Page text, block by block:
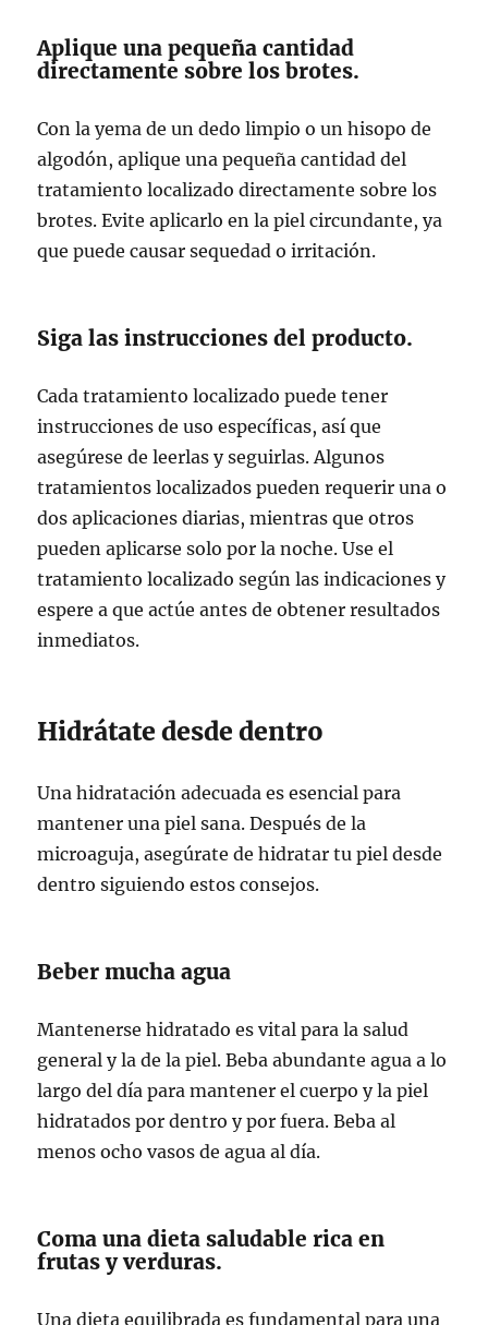
Aplique una pequeña cantidad
directamente sobre los brotes.
Con la yema de un dedo limpio o un hisopo de
algodón, aplique una pequeña cantidad del
tratamiento localizado directamente sobre los
brotes. Evite aplicarlo en la piel circundante, ya
que puede causar sequedad o irritación.
Siga las instrucciones del producto.
Cada tratamiento localizado puede tener
instrucciones de uso específicas, así que
asegúrese de leerlas y seguirlas. Algunos
tratamientos localizados pueden requerir una o
dos aplicaciones diarias, mientras que otros
pueden aplicarse solo por la noche. Use el
tratamiento localizado según las indicaciones y
espere a que actúe antes de obtener resultados
inmediatos.
Hidrátate desde dentro
Una hidratación adecuada es esencial para
mantener una piel sana. Después de la
microaguja, asegúrate de hidratar tu piel desde
dentro siguiendo estos consejos.
Beber mucha agua
Mantenerse hidratado es vital para la salud
general y la de la piel. Beba abundante agua a lo
largo del día para mantener el cuerpo y la piel
hidratados por dentro y por fuera. Beba al
menos ocho vasos de agua al día.
Coma una dieta saludable rica en
frutas y verduras.
Una dieta equilibrada es fundamental para una